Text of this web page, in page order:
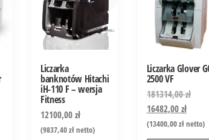
Liczarka
banknotów Hitachi
iH-110 F – wersja
Fitness
12100,00zł
(9837,40złnetto)
Liczarka Glover
2500 VF
181314,00zł
16482,00zł
(13400,00złnetto)